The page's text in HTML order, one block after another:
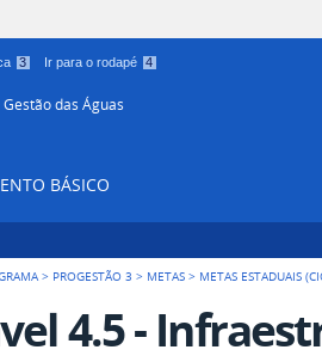
3 Ir para o rodapé 4
das Águas
BÁSICO
> PROGESTÃO 3 > METAS > METAS ESTADUAIS
4.5 -